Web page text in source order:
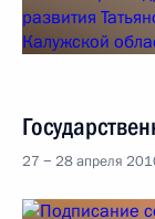
27 − 28 апреля